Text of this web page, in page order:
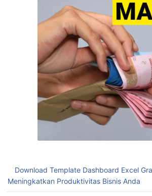
Download Template Dashboard Excel
Meningkatkan Produktivitas Bisnis Anda